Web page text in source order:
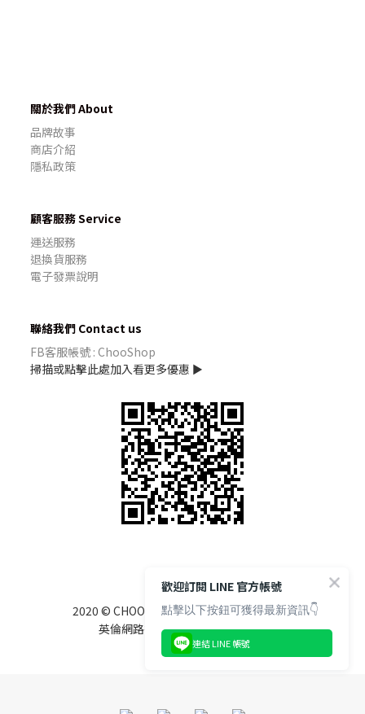
關於我們 About
品牌故事
商店介紹
隱私政策
顧客服務 Service
運送服務
退換貨服務
電子發票說明
聯絡我們 Contact us
FB客服帳號 : ChooShop
掃描或點擊此處加入看更多優惠 ►
2020 © CHOOSHOPRIGHTS RESERVED.
英倫網路行銷有限公司 85122525
歡迎訂閱 LINE 官方帳號
點擊以下按鈕可獲得最新資訊👇
連結 LINE 帳號